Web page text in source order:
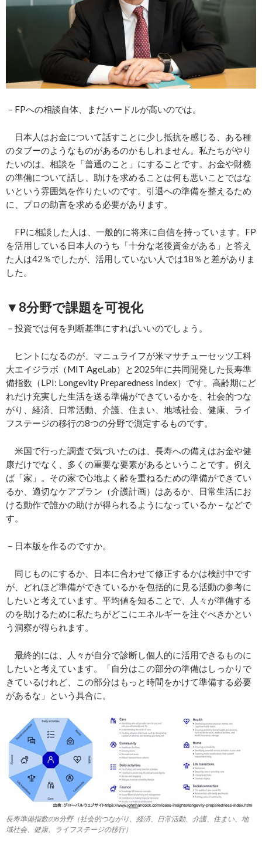
－FPへの相談自体、まだハードルが高いのでは。
日本人はお金について話すことに少し抵抗を感じる、ある種
のタブーのようなものがあるのかもしれません。私たちがやり
たいのは、相談を「普通のこと」にすることです。お金や財務
の準備について話し、助けを求めることは何も悪いことではな
いという雰囲気を作りたいのです。引退への準備を整えるため
に、プロの助言を求める必要があります。
FPに相談した人は、一般的に将来に自信を持っています。FP
を活用している日本人のうち「十分な老後資金がある」と答え
た人は42％でしたが、活用していない人では18％と差がありま
した。
▼8分野で課題を可視化
－投資では何を判断基準にすればいいのでしょう。
ヒントになるのが、マニュライフが米マサチューセッツ工科
大エイジラボ（MIT AgeLab）と2025年に共同開発した長寿準
備指数（LPI: Longevity Preparedness Index）です。高齢期にど
れだけ充実した生活を送る準備ができているかを、社会的つな
がり、経済、日常活動、介護、住まい、地域社会、健康、ライ
フステージの移行の8つの分野で測定するものです。
米国で行った調査で気づいたのは、長寿への備えはお金や健
康だけでなく、多くの重要な要素があるということです。例え
ば「家」。その家で心地よく齢を重ねるための準備ができてい
るか、適切なケアプラン（介護計画）はあるか、日常生活にお
ける動作で誰かの助けが得られるようになっているか－などで
す。
－日本版を作るのですか。
同じものにするか、日本に合わせて修正するかは検討中です
が、どれほど準備ができているかを包括的に見る活動の参考に
したいと考えています。平均値を知ることで、人々が準備する
のを助けるために私たちがどこにエネルギーを注ぐべきかとい
う洞察が得られます。
最終的には、人々が自分で診断し個人的に活用できるものに
したいと考えています。「自分はこの部分の準備はしっかりで
きているけれど、この部分はもっと時間をかけて準備する必要
があるな」という具合に。
長寿準備指数の8分野（社会的つながり、経済、日常活動、介護、住まい、地
域社会、健康、ライフステージの移行）